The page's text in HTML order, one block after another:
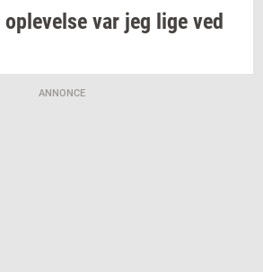
op­le­vel­se var jeg lige ved
ANNONCE